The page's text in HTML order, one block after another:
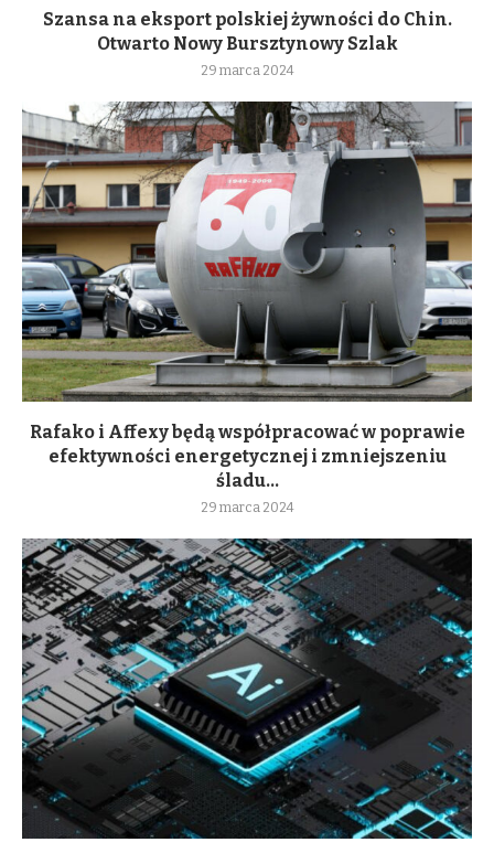
Szansa na eksport polskiej żywności do Chin.
Otwarto Nowy Bursztynowy Szlak
29 marca 2024
Rafako i Affexy będą współpracować w poprawie
efektywności energetycznej i zmniejszeniu
śladu...
29 marca 2024